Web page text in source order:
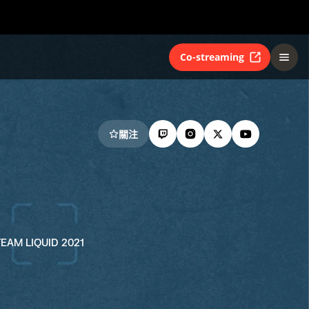
Co-streaming
關注